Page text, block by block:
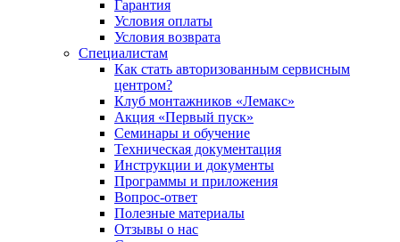
Гарантия
Условия оплаты
Условия возврата
Специалистам
Как стать авторизованным сервисным
центром?
Клуб монтажников «Лемакс»
Акция «Первый пуск»
Семинары и обучение
Техническая документация
Инструкции и документы
Программы и приложения
Вопрос-ответ
Полезные материалы
Отзывы о нас